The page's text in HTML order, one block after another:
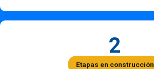
2
Etapas en construcción